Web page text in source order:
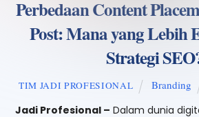
Perbedaan Content
Post: Mana yang Lebih
Strategi
TIM JADI PROFESIONAL Branding
Jadi Profesional – Dalam dunia